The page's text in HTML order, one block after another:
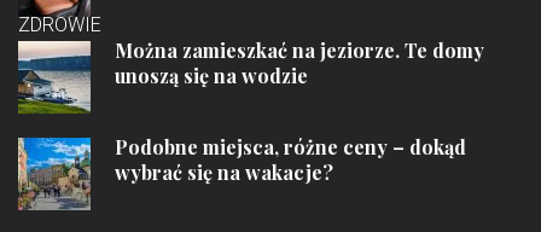
ZDROWIE
Można zamieszkać na jeziorze. Te domy
unoszą się na wodzie
Podobne miejsca, różne ceny – dokąd
wybrać się na wakacje?